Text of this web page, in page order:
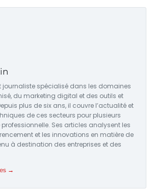
journaliste spécialisé dans les domaines
du marketing digital et des outils et
plus de six ans, il couvre l’actualité et
de ces secteurs pour plusieurs
Ses articles analysent les
et les innovations en matière de
à destination des entreprises et des
→